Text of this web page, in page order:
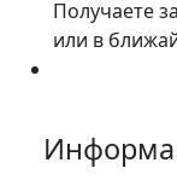
Получаете
или в